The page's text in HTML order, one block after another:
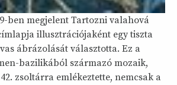
ben megjelent Tartozni valahová
illusztrációjaként egy tiszta
ábrázolását választotta. Ez a
bazilikából származó mozaik,
zsoltárra emlékeztette, nemcsak a